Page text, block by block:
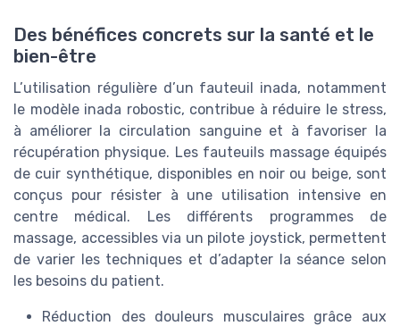
Des bénéfices concrets sur la santé et le
bien-être
L’utilisation régulière d’un fauteuil inada, notamment
le modèle inada robostic, contribue à réduire le stress,
à améliorer la circulation sanguine et à favoriser la
récupération physique. Les fauteuils massage équipés
de cuir synthétique, disponibles en noir ou beige, sont
conçus pour résister à une utilisation intensive en
centre médical. Les différents programmes de
massage, accessibles via un pilote joystick, permettent
de varier les techniques et d’adapter la séance selon
les besoins du patient.
Réduction des douleurs musculaires grâce aux